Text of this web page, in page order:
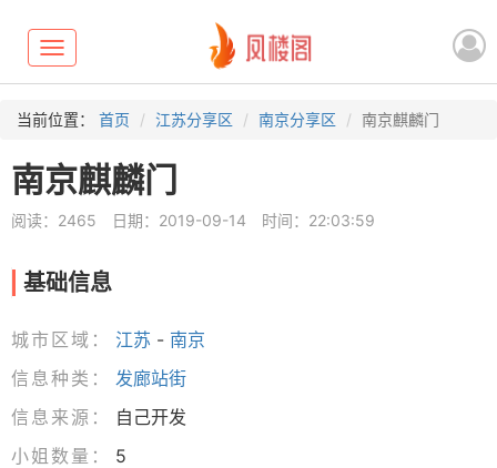
Toggle
navigation
当前位置： 首页 江苏分享区 南京分享区 南京麒麟门
南京麒麟门
阅读：2465 日期：2019-09-14 时间：22:03:59
基础信息
城市区域： 江苏 - 南京
信息种类：
发廊站街
信息来源：
自己开发
小姐数量：
5